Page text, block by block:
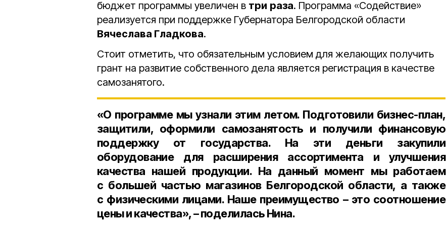
бюджет программы увеличен в три раза. Программа «Содействие»
реализуется при поддержке Губернатора Белгородской области
Вячеслава Гладкова.
Стоит отметить, что обязательным условием для желающих получить
грант на развитие собственного дела является регистрация в качестве
самозанятого.
«О программе мы узнали этим летом. Подготовили бизнес-план,
защитили, оформили самозанятость и получили финансовую
поддержку от государства. На эти деньги закупили
оборудование для расширения ассортимента и улучшения
качества нашей продукции. На данный момент мы работаем
с большей частью магазинов Белгородской области, а также
с физическими лицами. Наше преимущество – это соотношение
цены и качества», – поделилась Нина.